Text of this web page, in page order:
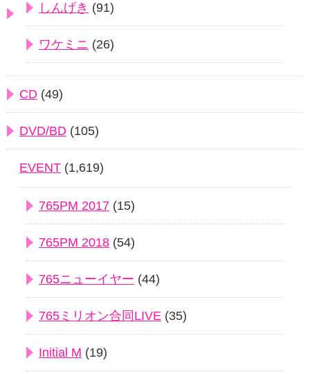
しんげき (91)
ワケミニ (26)
CD (49)
DVD/BD (105)
EVENT (1,619)
765PM 2017 (15)
765PM 2018 (54)
765ニューイヤー (44)
765ミリオン合同LIVE (35)
Initial M (19)